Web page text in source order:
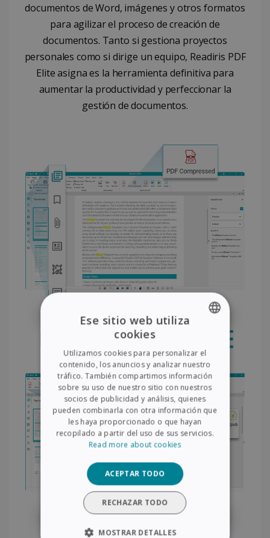
documentos de Word, imágenes y otros formatos
para agilizar el proceso de creación de
documentos. Tanto si gestiona proyectos
personales como si dirige un equipo, Readiris PDF
Elite asigna es la herramienta definitiva para
aumentar la productividad y perfeccionar la
gestión de documentos.
FRENCH
SPANISH
GERMAN
ITALIAN
Ese sitio web utiliza
cookies
Utilizamos cookies para personalizar el
contenido, los anuncios y analizar nuestro
tráfico. También compartimos información
sobre su uso de nuestro sitio con nuestros
socios de publicidad y análisis, quienes
pueden combinarla con otra información que
les haya proporcionado o que hayan
recopilado a partir del uso de sus servicios.
Read more about cookies
ACEPTAR TODO
RECHAZAR TODO
MOSTRAR DETALLES